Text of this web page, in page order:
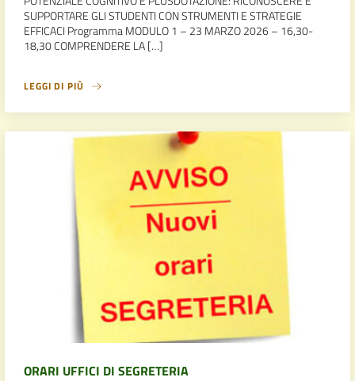
SUPPORTARE GLI STUDENTI CON STRUMENTI E STRATEGIE
EFFICACI Programma MODULO 1 – 23 MARZO 2026 – 16,30-
18,30 COMPRENDERE LA […]
LEGGI DI PIÙ
ORARI UFFICI DI SEGRETERIA